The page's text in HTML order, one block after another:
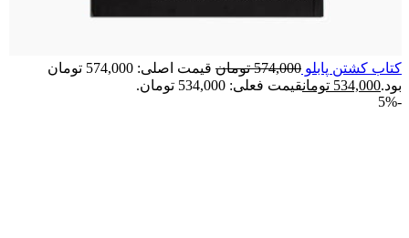
کتاب کشتن پابلو 574,000 تومان
قیمت اصلی: 574,000 تومان
بود.534,000 تومانقیمت فعلی: 534,000 تومان.
-5%